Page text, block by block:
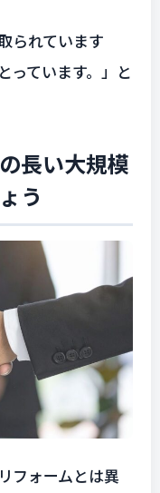
られています
っています。」と
長い大規模
う
フォームとは異